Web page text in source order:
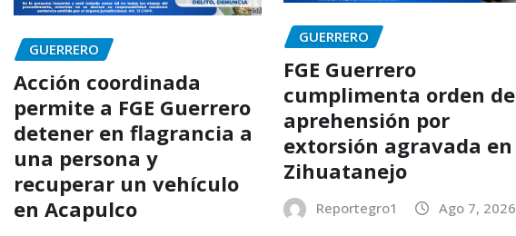
GUERRERO
Acción coordinada
permite a FGE Guerrero
detener en flagrancia a
una persona y
recuperar un vehículo
en Acapulco
GUERRERO
FGE Guerrero
cumplimenta orden de
aprehensión por
extorsión agravada en
Zihuatanejo
Reportegro1 Ago 7, 2026